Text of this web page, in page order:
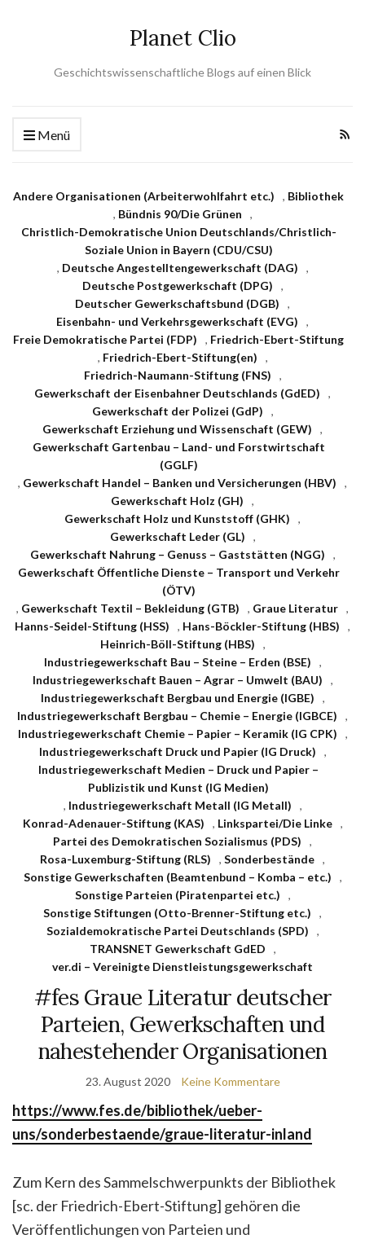
Planet Clio
Geschichtswissenschaftliche Blogs auf einen Blick
Menü
Andere Organisationen (Arbeiterwohlfahrt etc.) , Bibliothek
, Bündnis 90/Die Grünen
,
Christlich-Demokratische Union Deutschlands/Christlich-
Soziale Union in Bayern (CDU/CSU)
, Deutsche Angestelltengewerkschaft (DAG)
,
Deutsche Postgewerkschaft (DPG)
,
Deutscher Gewerkschaftsbund (DGB)
,
Eisenbahn- und Verkehrsgewerkschaft (EVG)
,
Freie Demokratische Partei (FDP)
, Friedrich-Ebert-Stiftung
, Friedrich-Ebert-Stiftung(en)
,
Friedrich-Naumann-Stiftung (FNS)
,
Gewerkschaft der Eisenbahner Deutschlands (GdED)
,
Gewerkschaft der Polizei (GdP)
,
Gewerkschaft Erziehung und Wissenschaft (GEW)
,
Gewerkschaft Gartenbau – Land- und Forstwirtschaft
(GGLF)
, Gewerkschaft Handel – Banken und Versicherungen (HBV)
,
Gewerkschaft Holz (GH)
,
Gewerkschaft Holz und Kunststoff (GHK)
,
Gewerkschaft Leder (GL)
,
Gewerkschaft Nahrung – Genuss – Gaststätten (NGG)
,
Gewerkschaft Öffentliche Dienste – Transport und Verkehr
(ÖTV)
, Gewerkschaft Textil – Bekleidung (GTB) , Graue Literatur ,
Hanns-Seidel-Stiftung (HSS)
, Hans-Böckler-Stiftung (HBS)
,
Heinrich-Böll-Stiftung (HBS)
,
Industriegewerkschaft Bau – Steine – Erden (BSE)
,
Industriegewerkschaft Bauen – Agrar – Umwelt (BAU)
,
Industriegewerkschaft Bergbau und Energie (IGBE)
,
Industriegewerkschaft Bergbau – Chemie – Energie (IGBCE)
,
Industriegewerkschaft Chemie – Papier – Keramik (IG CPK)
,
Industriegewerkschaft Druck und Papier (IG Druck)
,
Industriegewerkschaft Medien – Druck und Papier –
Publizistik und Kunst (IG Medien)
, Industriegewerkschaft Metall (IG Metall)
,
Konrad-Adenauer-Stiftung (KAS)
, Linkspartei/Die Linke
,
Partei des Demokratischen Sozialismus (PDS)
,
Rosa-Luxemburg-Stiftung (RLS)
, Sonderbestände ,
Sonstige Gewerkschaften (Beamtenbund – Komba – etc.)
,
Sonstige Parteien (Piratenpartei etc.)
,
Sonstige Stiftungen (Otto-Brenner-Stiftung etc.)
,
Sozialdemokratische Partei Deutschlands (SPD)
,
TRANSNET Gewerkschaft GdED
,
ver.di – Vereinigte Dienstleistungsgewerkschaft
#fes Graue Literatur deutscher
Parteien, Gewerkschaften und
nahestehender Organisationen
23. August 2020 Keine Kommentare
https://www.fes.de/bibliothek/ueber-
uns/sonderbestaende/graue-literatur-inland
Zum Kern des Sammelschwerpunkts der Bibliothek
[sc. der Friedrich-Ebert-Stiftung] gehören die
Veröffentlichungen von Parteien und